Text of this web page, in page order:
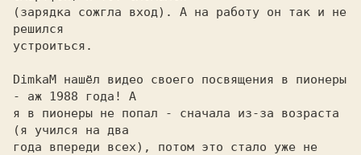
(зарядка сожгла вход). А на работу он так и не
решился
устроиться.
DimkaM нашёл видео своего посвящения в пионеры
- аж 1988 года! А
я в пионеры не попал - сначала из-за возраста
(я учился на два
года впереди всех), потом это стало уже не